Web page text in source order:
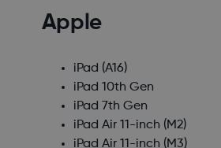
Apple
iPad (A16)
iPad 10th Gen
iPad 7th Gen
iPad Air 11-inch (M2)
iPad Air 11-inch (M3)